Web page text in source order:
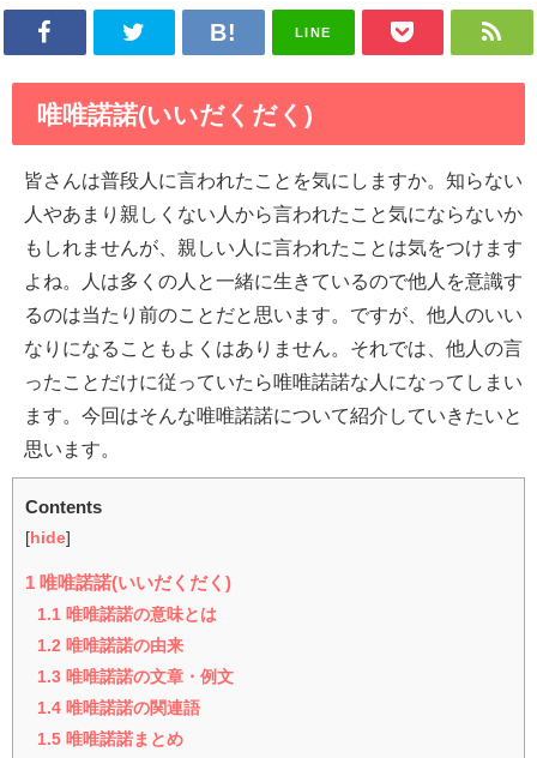
LINE
唯唯諾諾(いいだくだく)
皆さんは普段人に言われたことを気にしますか。知らない
人やあまり親しくない人から言われたこと気にならないか
もしれませんが、親しい人に言われたことは気をつけます
よね。人は多くの人と一緒に生きているので他人を意識す
るのは当たり前のことだと思います。ですが、他人のいい
なりになることもよくはありません。それでは、他人の言
ったことだけに従っていたら唯唯諾諾な人になってしまい
ます。今回はそんな唯唯諾諾について紹介していきたいと
思います。
Contents
[ hide]
1 唯唯諾諾(いいだくだく)
1.1 唯唯諾諾の意味とは
1.2 唯唯諾諾の由来
1.3 唯唯諾諾の文章・例文
1.4 唯唯諾諾の関連語
1.5 唯唯諾諾まとめ